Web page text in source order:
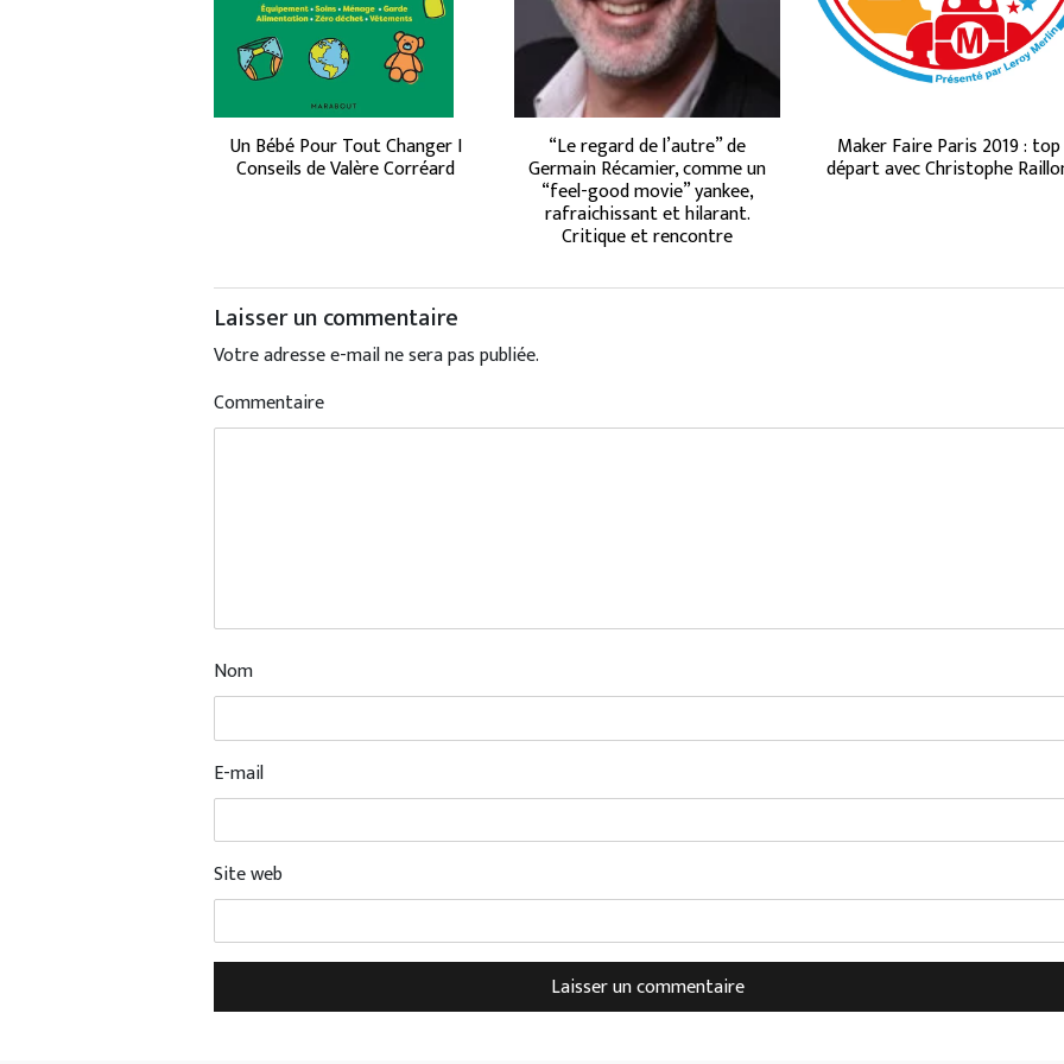
Un Bébé Pour Tout Changer I
Conseils de Valère Corréard
“Le regard de l’autre” de
Germain Récamier, comme un
“feel-good movie” yankee,
rafraichissant et hilarant.
Critique et rencontre
Maker Faire Paris 2019 : top
départ avec Christophe
Laisser un commentaire
Votre adresse e-mail ne sera pas publiée.
Commentaire
Nom
E-mail
Site web